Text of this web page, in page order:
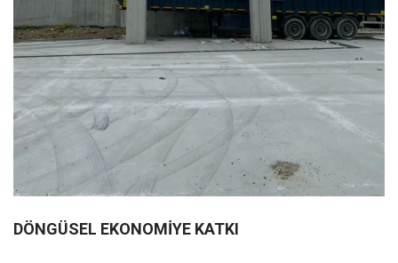
DÖNGÜSEL EKONOMİYE KATKI